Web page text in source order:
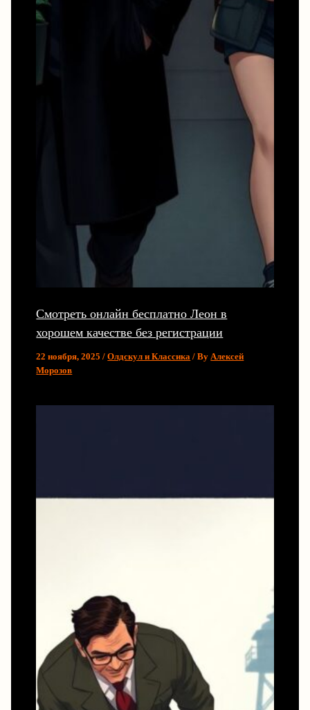
Смотреть онлайн бесплатно Леон в
хорошем качестве без регистрации
22 ноября, 2025/Олдскул и Классика / ByАлексей
Морозов